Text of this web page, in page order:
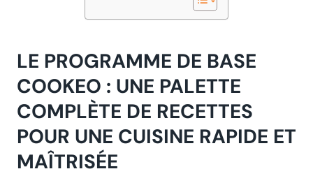
LE PROGRAMME DE BASE
COOKEO : UNE PALETTE
COMPLÈTE DE RECETTES
POUR UNE CUISINE RAPIDE ET
MAÎTRISÉE